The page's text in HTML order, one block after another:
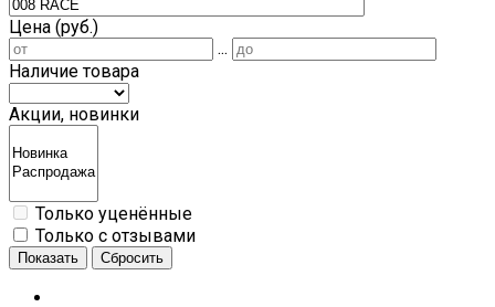
Цена (руб.)
...
Наличие товара
Акции, новинки
Только уценённые
Только с отзывами
Показать Сбросить